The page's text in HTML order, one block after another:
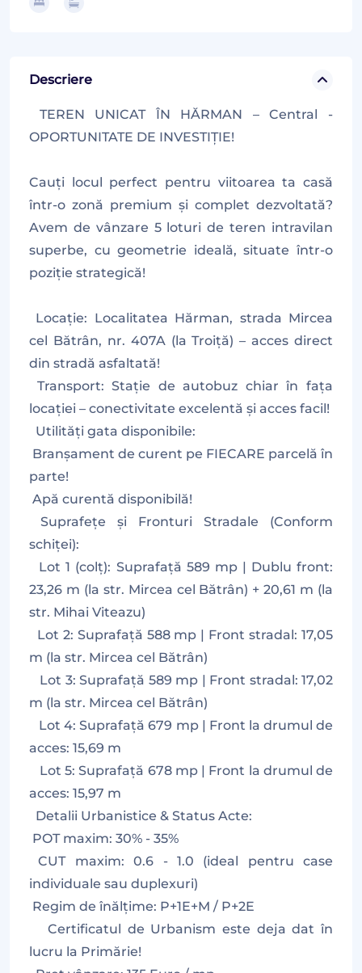
Descriere
TEREN UNICAT ÎN HĂRMAN – Central -
OPORTUNITATE DE INVESTIȚIE!
Cauți locul perfect pentru viitoarea ta casă
într-o zonă premium și complet dezvoltată?
Avem de vânzare 5 loturi de teren intravilan
superbe, cu geometrie ideală, situate într-o
poziție strategică!
Locație: Localitatea Hărman, strada Mircea
cel Bătrân, nr. 407A (la Troiță) – acces direct
din stradă asfaltată!
Transport: Stație de autobuz chiar în fața
locației – conectivitate excelentă și acces facil!
Utilități gata disponibile:
Branșament de curent pe FIECARE parcelă în
parte!
Apă curentă disponibilă!
Suprafețe și Fronturi Stradale (Conform
schiței):
Lot 1 (colț): Suprafață 589 mp | Dublu front:
23,26 m (la str. Mircea cel Bătrân) + 20,61 m (la
str. Mihai Viteazu)
Lot 2: Suprafață 588 mp | Front stradal: 17,05
m (la str. Mircea cel Bătrân)
Lot 3: Suprafață 589 mp | Front stradal: 17,02
m (la str. Mircea cel Bătrân)
Lot 4: Suprafață 679 mp | Front la drumul de
acces: 15,69 m
Lot 5: Suprafață 678 mp | Front la drumul de
acces: 15,97 m
Detalii Urbanistice & Status Acte:
POT maxim: 30% - 35%
CUT maxim: 0.6 - 1.0 (ideal pentru case
individuale sau duplexuri)
Regim de înălțime: P+1E+M / P+2E
Certificatul de Urbanism este deja dat în
lucru la Primărie!